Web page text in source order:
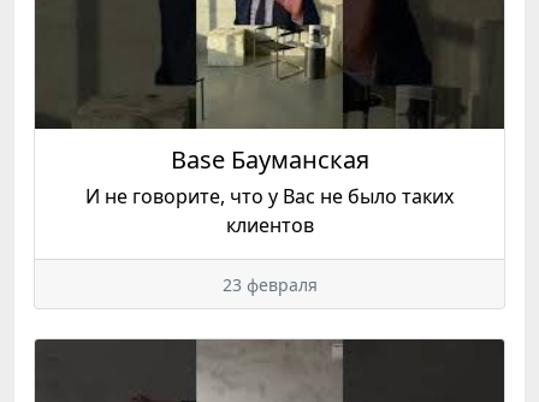
Base Бауманская
И не говорите, что у Вас не было таких
клиентов
23 февраля